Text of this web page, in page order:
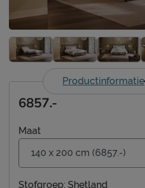
Productinformatie
Maat
Stofgroep: Shetland
6857.-